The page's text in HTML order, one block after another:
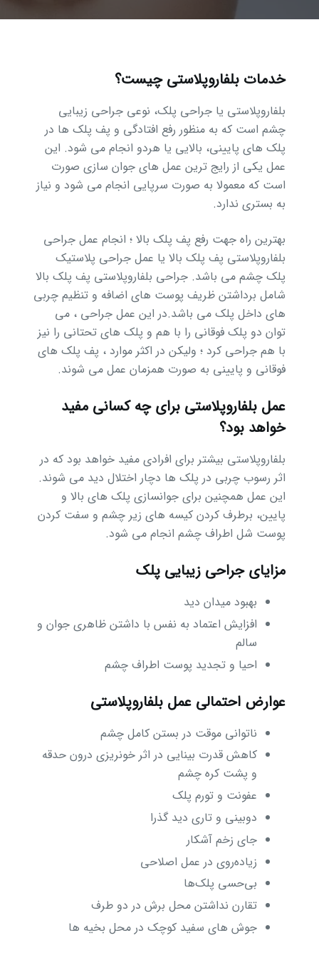
خدمات بلفاروپلاستی چیست؟
بلفاروپلاستی یا جراحی پلک، نوعی جراحی زیبایی
چشم است که به منظور رفع افتادگی و پف پلک ها در
پلک های پایینی، بالایی یا هردو انجام می شود. این
عمل یکی از رایج ترین عمل های جوان سازی صورت
است که معمولا به صورت سرپایی انجام می شود و نیاز
به بستری ندارد.
بهترین راه جهت رفع پف پلک بالا ؛ انجام عمل جراحی
بلفاروپلاستی پف پلک بالا یا عمل جراحی پلاستیک
پلک چشم می باشد. جراحی بلفاروپلاستی پف پلک بالا
شامل برداشتن ظریف پوست های اضافه و تنظیم چربی
های داخل پلک می باشد.در این عمل جراحی ، می
توان دو پلک فوقانی را با هم و پلک های تحتانی را نیز
با هم جراحی كرد ؛ ولیکن در اكثر موارد ، پف پلک های
فوقانی و پایینی به صورت همزمان عمل می شوند.
عمل بلفاروپلاستی برای چه کسانی مفید
خواهد بود؟
بلفاروپلاستی بیشتر برای افرادی مفید خواهد بود که در
اثر رسوب چربی در پلک ها دچار اختلال دید می شوند.
این عمل همچنین برای جوانسازی پلک های بالا و
پایین، برطرف کردن کیسه های زیر چشم و سفت کردن
پوست شل اطراف چشم انجام می شود.
مزایای جراحی زیبایی پلک
بهبود میدان دید
افزایش اعتماد به نفس با داشتن ظاهری جوان و
سالم
احیا و تجدید پوست اطراف چشم
عوارض احتمالی عمل بلفاروپلاستی
ناتوانی موقت در بستن کامل چشم
کاهش قدرت بینایی در اثر خونریزی درون حدقه
و پشت کره چشم
عفونت و تورم پلک
دوبینی و تاری دید گذرا
جای زخم آشکار
زیاده‌روی در عمل اصلاحی
بی‌حسی پلک‌ها
تقارن نداشتن محل برش در دو طرف
جوش های سفید کوچک در محل بخیه ها